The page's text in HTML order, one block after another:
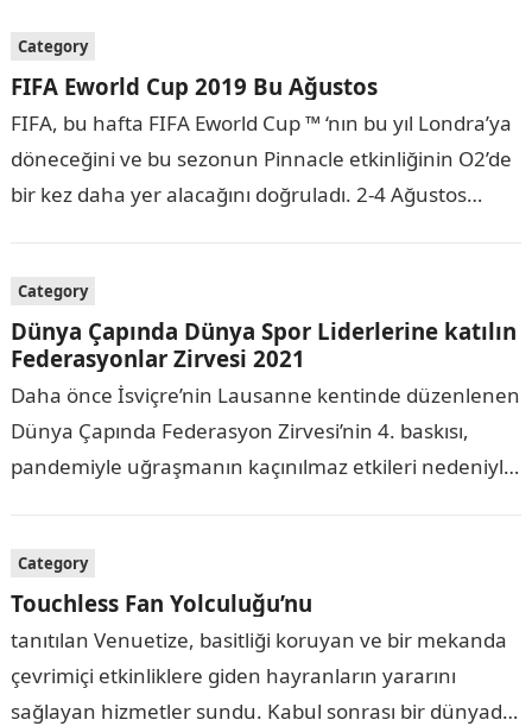
Category
FIFA Eworld Cup 2019 Bu Ağustos
FIFA, bu hafta FIFA Eworld Cup ™ ‘nın bu yıl Londra’ya
döneceğini ve bu sezonun Pinnacle etkinliğinin O2’de
bir kez daha yer alacağını doğruladı. 2-4 Ağustos
Category
Dünya Çapında Dünya Spor Liderlerine katılın
Federasyonlar Zirvesi 2021
Daha önce İsviçre’nin Lausanne kentinde düzenlenen
Dünya Çapında Federasyon Zirvesi’nin 4. baskısı,
pandemiyle uğraşmanın kaçınılmaz etkileri nedeniyle
Category
Touchless Fan Yolculuğu’nu
tanıtılan Venuetize, basitliği koruyan ve bir mekanda
çevrimiçi etkinliklere giden hayranların yararını
sağlayan hizmetler sundu. Kabul sonrası bir dünyada,